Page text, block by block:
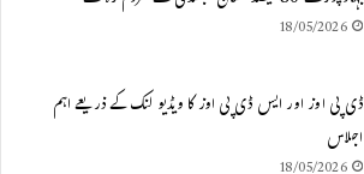
18/05/2026
ڈی پی اوز اور ایس ڈی پی اوز کا ویڈیو لنک کے ذریعے اہم
اجلاس